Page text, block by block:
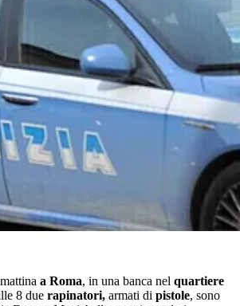
a Roma, in una banca nel quartiere
8 due rapinatori, armati di pistole, sono